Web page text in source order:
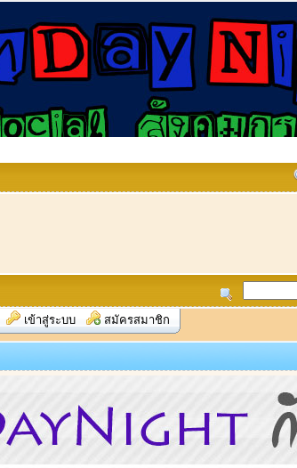
เข้าสู่ระบบ สมัครสมาชิก